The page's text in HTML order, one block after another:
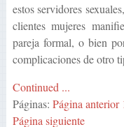
estos servidores
clientes mujeres
pareja formal, o bien
complicaciones de otro
Continued ...
Páginas: Página anterior
Página siguiente